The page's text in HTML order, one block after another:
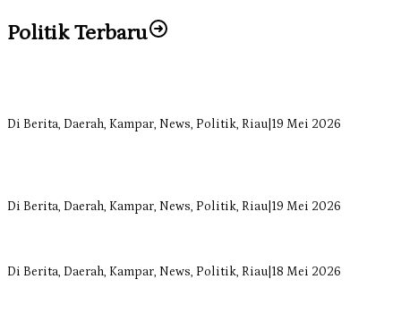
Politik Terbaru
Di Berita, Daerah, Kampar, News, Politik, Riau 19 Mei 2026
Di Berita, Daerah, Kampar, News, Politik, Riau 19 Mei 2026
Di Berita, Daerah, Kampar, News, Politik, Riau 18 Mei 2026